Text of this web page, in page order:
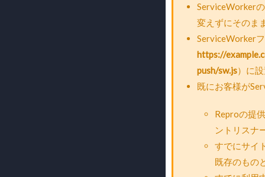
ServiceWorker
変えずにそのま
ServiceWorker
https://
push/sw.js）に
既にお客様が
Reproの提
ントリスナ
すでにサイ
既存のもの